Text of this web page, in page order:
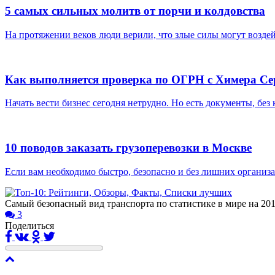
5 самых сильных молитв от порчи и колдовства
На протяжении веков люди верили, что злые силы могут
Как выполняется проверка по ОГРН с Химера
Начать вести бизнес сегодня нетрудно. Но есть документы,
10 поводов заказать грузоперевозки в Москве
Если вам необходимо быстро, безопасно и без лишних
Самый безопасный вид транспорта по статистике в мире на
3
Поделиться